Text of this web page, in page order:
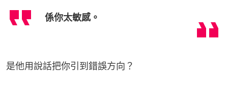
係你太敏感。
是他用說話把你引到錯誤方向？